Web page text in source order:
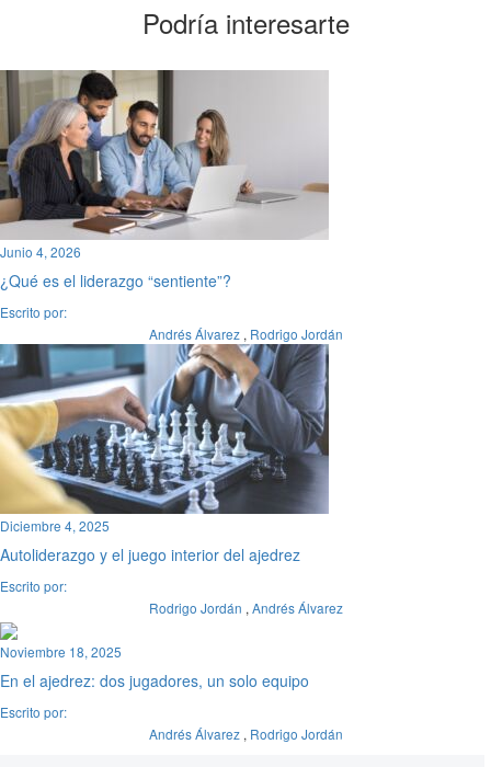
Podría interesarte
Junio 4, 2026
¿Qué es el liderazgo “sentiente”?
Escrito por:
Andrés Álvarez , Rodrigo Jordán
Diciembre 4, 2025
Autoliderazgo y el juego interior del ajedrez
Escrito por:
Rodrigo Jordán , Andrés Álvarez
Noviembre 18, 2025
En el ajedrez: dos jugadores, un solo equipo
Escrito por:
Andrés Álvarez , Rodrigo Jordán